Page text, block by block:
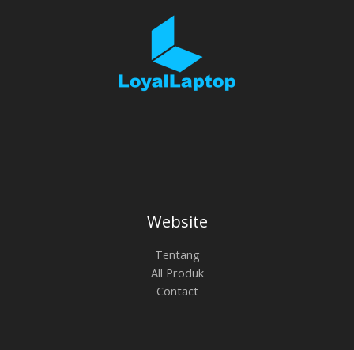
Website
Tentang
All Produk
Contact